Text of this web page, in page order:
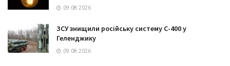
09.08.2026
ЗСУ знищили російську систему С-400 у
Геленджику
09.08.2026